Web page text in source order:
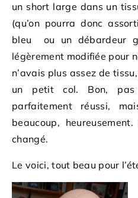
un short large dans un
(qu’on pourra donc
bleu ou un débardeur
légèrement modifiée pour
n’avais plus assez de
un petit col. Bon,
parfaitement réussi,
beaucoup,
changé.
Le voici, tout beau pour